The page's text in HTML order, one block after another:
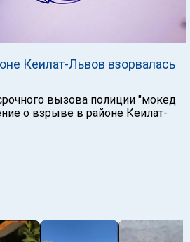
Кеилат-Львов взорвалась
вызова полиции "мокед
о взрыве в районе Кеилат-